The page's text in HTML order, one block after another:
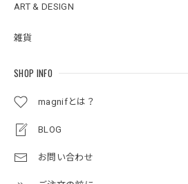
ART & DESIGN
雑貨
SHOP INFO
magnifとは？
BLOG
お問い合わせ